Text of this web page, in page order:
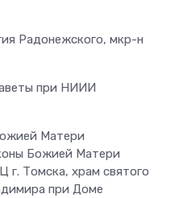
Радонежского, мкр-н
при НИИИ
Матери
Божией Матери
г. Томска, храм святого
при Доме